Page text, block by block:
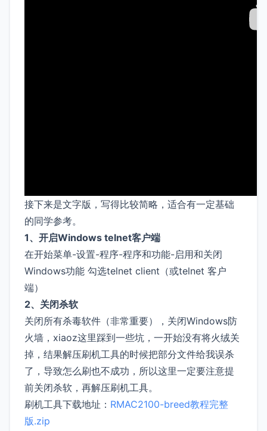
接下来是文字版，写得比较简略，适合有一定基础
的同学参考。
1、开启Windows telnet客户端
在开始菜单-设置-程序-程序和功能-启用和关闭
Windows功能 勾选telnet client（或telnet 客户
端）
2、关闭杀软
关闭所有杀毒软件（非常重要），关闭Windows防
火墙，xiaoz这里踩到一些坑，一开始没有将火绒关
掉，结果解压刷机工具的时候把部分文件给我误杀
了，导致怎么刷也不成功，所以这里一定要注意提
前关闭杀软，再解压刷机工具。
刷机工具下载地址： RMAC2100-breed教程完整
版.zip